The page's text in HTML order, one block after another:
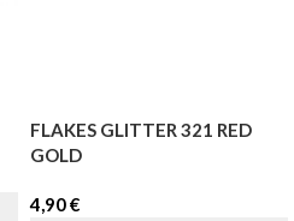
FLAKES GLITTER 321 RED
GOLD
4,90€